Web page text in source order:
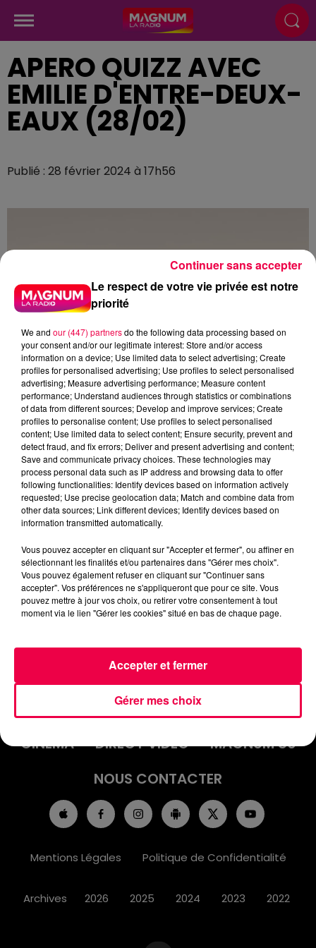
APERO QUIZZ AVEC
EMILIE D'ENTRE-DEUX-
EAUX (28/02)
Publié : 28 février 2024 à 17h56
podcasts/2024/02/20240228-APERO-QUIZZ.mp3
INFOS
EMISSIONS
JEUX
PODCASTS
CINÉMA
DIRECT VIDÉO
MAGNUM 80
NOUS CONTACTER
Mentions Légales Politique de Confidentialité
Archives 2026 2025 2024 2023 2022
Le respect de votre vie privée est notre
priorité
We and our (447) partnersdo the following data processing based on
your consent and/or our legitimate interest: Store and/or access
information on a device; Use limited data to select advertising; Create
profiles for personalised advertising; Use profiles to select personalised
advertising; Measure advertising performance; Measure content
performance; Understand audiences through statistics or combinations
of data from different sources; Develop and improve services; Create
profiles to personalise content; Use profiles to select personalised
content; Use limited data to select content; Ensure security, prevent and
detect fraud, and fix errors; Deliver and present advertising and content;
Save and communicate privacy choices. These technologies may
process personal data such as IP address and browsing data to offer
following functionalities: Identify devices based on information actively
requested; Use precise geolocation data; Match and combine data from
other data sources; Link different devices; Identify devices based on
information transmitted automatically.
Vous pouvez accepter en cliquant sur "Accepter et fermer", ou affiner en
sélectionnant les finalités et/ou partenaires dans "Gérer mes choix".
Vous pouvez également refuser en cliquant sur "Continuer sans
accepter". Vos préférences ne s'appliqueront que pour ce site. Vous
pouvez mettre à jour vos choix, ou retirer votre consentement à tout
moment via le lien "Gérer les cookies" situé en bas de chaque page.
Gérer mes choix
Accepter et fermer
Continuer sans accepter